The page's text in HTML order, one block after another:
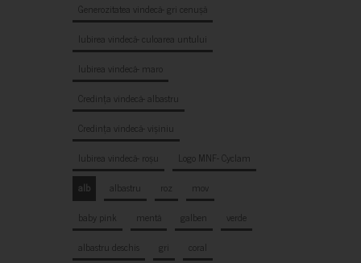
Generozitatea vindecă- gri cenușă
Iubirea vindecă- culoarea untului
Iubirea vindecă- maro
Credința vindecă- albastru
Credința vindecă- vișiniu
Iubirea vindecă- roșu
Logo MNF- Cyclam
alb
albastru roz
mov
baby pink
mentă galben
verde
albastru deschis
gri
coral